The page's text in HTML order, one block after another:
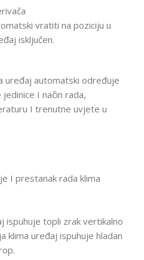
vratiti na poziciju u
isključen.
uređaj automatski određuje
I način rada,
I trenutne uvjete u
I prestanak rada klima
ispuhuje topli zrak vertikalno
klima uređaj ispuhuje hladan